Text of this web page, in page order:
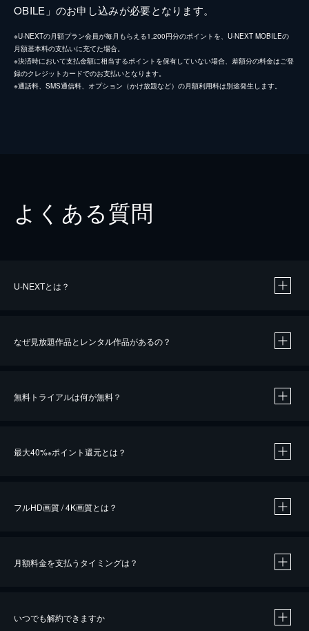
OBILE」のお申し込みが必要となります。
※U-NEXTの月額プラン会員が毎月もらえる1,200円分のポイントを、U-NEXT MOBILEの
月額基本料の支払いに充てた場合。
※決済時において支払金額に相当するポイントを保有していない場合、差額分の料金はご登
録のクレジットカードでのお支払いとなります。
※通話料、SMS通信料、オプション（かけ放題など）の月額利用料は別途発生します。
よくある質問
U-NEXTとは？
なぜ見放題作品とレンタル作品があるの？
無料トライアルは何が無料？
最大40%※ポイント還元とは？
※40％ポイント還元の対象は、クレジットカード決済による作品の購入 / レンタルです。
フルHD画質 / 4K画質とは？
月額料金を支払うタイミングは？
いつでも解約できますか